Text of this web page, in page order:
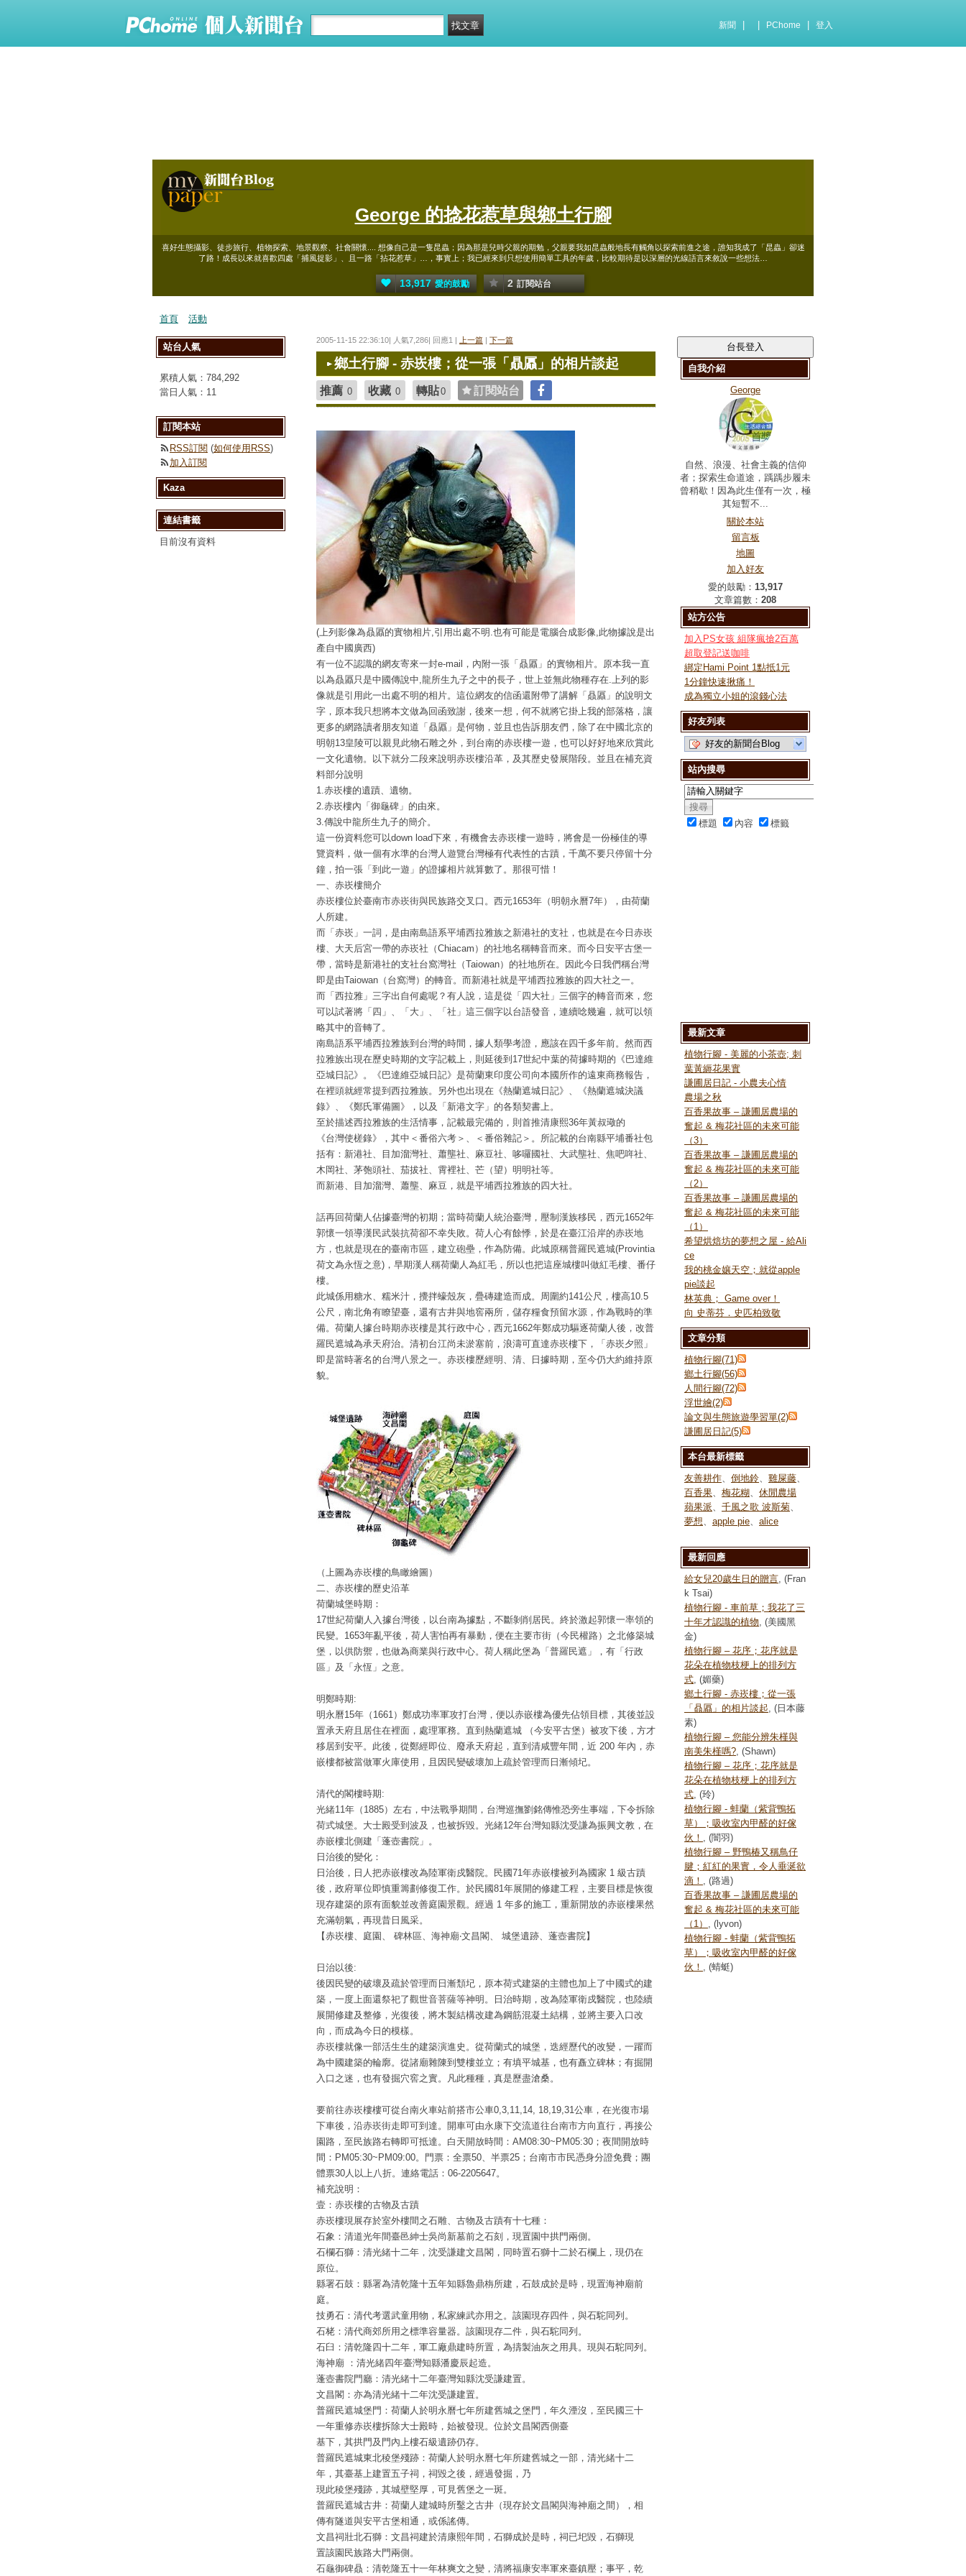
新聞 PChome 登入
George 的捻花惹草與鄉土行腳
喜好生態攝影、徒步旅行、植物探索、地景觀察、社會關懷.... 想像自己是一隻昆蟲；因為那是兒時父親的期勉，父親要我如昆蟲般地長有觸角以探索前進之途，誰知我成了「昆蟲」卻迷
了路！成長以來就喜歡四處「捕風捉影」、且一路「拈花惹草」…，事實上；我已經來到只想使用簡單工具的年歲，比較期待是以深層的光線語言來敘說一些想法…
13,917 愛的鼓勵 2 訂閱站台
首頁 活動
2005-11-15 22:36:10| 人氣7,286| 回應1 | 上一篇 | 下一篇
鄉土行腳 - 赤崁樓；從一張「贔屭」的相片談起
推薦 0 收藏 0 轉貼0 訂閱站台
(上列影像為贔屭的實物相片,引用出處不明.也有可能是電腦合成影像,此物據說是出
產自中國廣西)
有一位不認識的網友寄來一封e-mail，內附一張「贔屭」的實物相片。原本我一直
以為贔屭只是中國傳說中,龍所生九子之中的長子，世上並無此物種存在.上列的影
像就是引用此一出處不明的相片。這位網友的信函還附帶了講解「贔屭」的說明文
字，原本我只想將本文做為回函致謝，後來一想，何不就將它掛上我的部落格，讓
更多的網路讀者朋友知道「贔屭」是何物，並且也告訴朋友們，除了在中國北京的
明朝13皇陵可以親見此物石雕之外，到台南的赤崁樓一遊，也可以好好地來欣賞此
一文化遺物。以下就分二段來說明赤崁樓沿革，及其歷史發展階段。並且在補充資
料部分說明
1.赤崁樓的遺蹟、遺物。
2.赤崁樓內「御龜碑」的由來。
3.傳說中龍所生九子的簡介。
這一份資料您可以down load下來，有機會去赤崁樓一遊時，將會是一份極佳的導
覽資料，做一個有水準的台灣人遊覽台灣極有代表性的古蹟，千萬不要只停留十分
鐘，拍一張「到此一遊」的證據相片就算數了。那很可惜！
一、赤崁樓簡介
赤崁樓位於臺南市赤崁街與民族路交叉口。西元1653年（明朝永曆7年），由荷蘭
人所建。
而「赤崁」一詞，是由南島語系平埔西拉雅族之新港社的支社，也就是在今日赤崁
樓、大天后宮一帶的赤崁社（Chiacam）的社地名稱轉音而來。而今日安平古堡一
帶，當時是新港社的支社台窩灣社（Taiowan）的社地所在。因此今日我們稱台灣
即是由Taiowan（台窩灣）的轉音。而新港社就是平埔西拉雅族的四大社之一。
而「西拉雅」三字出自何處呢？有人說，這是從「四大社」三個字的轉音而來，您
可以試著將「四」、「大」、「社」這三個字以台語發音，連續唸幾遍，就可以領
略其中的音轉了。
南島語系平埔西拉雅族到台灣的時間，據人類學考證，應該在四千多年前。然而西
拉雅族出現在歷史時期的文字記載上，則延後到17世紀中葉的荷據時期的《巴達維
亞城日記》。《巴達維亞城日記》是荷蘭東印度公司向本國所作的遠東商務報告，
在裡頭就經常提到西拉雅族。另外也出現在《熱蘭遮城日記》、《熱蘭遮城決議
錄》、《鄭氏軍備圖》，以及「新港文字」的各類契書上。
至於描述西拉雅族的生活情事，記載最完備的，則首推清康熙36年黃叔璥的
《台灣使槎錄》，其中＜番俗六考＞、＜番俗雜記＞。所記載的台南縣平埔番社包
括有：新港社、目加溜灣社、蕭壟社、麻豆社、哆囉國社、大武壟社、焦吧哖社、
木岡社、茅匏頭社、茄拔社、霄裡社、芒（望）明明社等。
而新港、目加溜灣、蕭壟、麻豆，就是平埔西拉雅族的四大社。
話再回荷蘭人佔據臺灣的初期；當時荷蘭人統治臺灣，壓制漢族移民，西元1652年
郭懷一領導漢民武裝抗荷卻不幸失敗。荷人心有餘悸，於是在臺江沿岸的赤崁地
方，也就是現在的臺南市區，建立砲壘，作為防備。此城原稱普羅民遮城(Provintia
荷文為永恆之意)，早期漢人稱荷蘭人為紅毛，所以也把這座城樓叫做紅毛樓、番仔
樓。
此城係用糖水、糯米汁，攪拌蠔殼灰，疊磚建造而成。周圍約141公尺，樓高10.5
公尺，南北角有瞭望臺，還有古井與地窖兩所，儲存糧食預留水源，作為戰時的準
備。荷蘭人據台時期赤崁樓是其行政中心，西元1662年鄭成功驅逐荷蘭人後，改普
羅民遮城為承天府治。清初台江尚未淤塞前，浪濤可直達赤崁樓下，「赤崁夕照」
即是當時著名的台灣八景之一。赤崁樓歷經明、清、日據時期，至今仍大約維持原
貌。
（上圖為赤崁樓的鳥瞰繪圖）
二、赤崁樓的歷史沿革
荷蘭城堡時期：
17世紀荷蘭人入據台灣後，以台南為據點，不斷剝削居民。終於激起郭懷一率領的
民變。1653年亂平後，荷人害怕再有暴動，便在主要市街（今民權路）之北修築城
堡，以供防禦，也做為商業與行政中心。荷人稱此堡為「普羅民遮」，有「行政
區」及「永恆」之意。
明鄭時期:
明永曆15年（1661）鄭成功率軍攻打台灣，便以赤嵌樓為優先佔領目標，其後並設
置承天府且居住在裡面，處理軍務。直到熱蘭遮城 （今安平古堡）被攻下後，方才
移居到安平。此後，從鄭經即位、廢承天府起，直到清咸豐年間，近 200 年內，赤
嵌樓都被當做軍火庫使用，且因民變破壞加上疏於管理而日漸傾圮。
清代的閣樓時期:
光緒11年（1885）左右，中法戰爭期間，台灣巡撫劉銘傳惟恐旁生事端，下令拆除
荷式城堡。大士殿受到波及，也被拆毀。光緒12年台灣知縣沈受謙為振興文教，在
赤嵌樓北側建「蓬壺書院」。
日治後的變化：
日治後，日人把赤嵌樓改為陸軍衛戍醫院。民國71年赤嵌樓被列為國家 1 級古蹟
後，政府單位即慎重籌劃修復工作。於民國81年展開的修建工程，主要目標是恢復
現存建築的原有面貌並改善庭園景觀。經過 1 年多的施工，重新開放的赤嵌樓果然
充滿朝氣，再現昔日風采。
【赤崁樓、庭園、 碑林區、海神廟‧文昌閣、 城堡遺跡、蓬壺書院】
日治以後:
後因民變的破壞及疏於管理而日漸頹圮，原本荷式建築的主體也加上了中國式的建
築，一度上面還祭祀了觀世音菩薩等神明。日治時期，改為陸軍衛戍醫院，也陸續
展開修建及整修，光復後，將木製結構改建為鋼筋混凝土結構，並將主要入口改
向，而成為今日的模樣。
赤崁樓就像一部活生生的建築演進史。從荷蘭式的城堡，迭經歷代的改變，一躍而
為中國建築的輪廓。從諸廟雜陳到雙樓並立；有填平城基，也有矗立碑林；有掘開
入口之迷，也有發掘穴窖之實。凡此種種，真是歷盡滄桑。
要前往赤崁樓樓可從台南火車站前搭市公車0,3,11,14, 18,19,31公車，在光復市場
下車後，沿赤崁街走即可到達。開車可由永康下交流道往台南市方向直行，再接公
園路，至民族路右轉即可抵達。白天開放時間：AM08:30~PM05:30；夜間開放時
間：PM05:30~PM09:00。門票：全票50、半票25；台南市市民憑身分證免費；團
體票30人以上八折。連絡電話：06-2205647。
補充說明：
壹：赤崁樓的古物及古蹟
赤崁樓現展存於室外樓間之石雕、古物及古蹟有十七種：
石象：清道光年間臺邑紳士吳尚新墓前之石刻，現置園中拱門兩側。
石欄石獅：清光緒十二年，沈受謙建文昌閣，同時置石獅十二於石欄上，現仍在
原位。
縣署石鼓：縣署為清乾隆十五年知縣魯鼎栴所建，石鼓成於是時，現置海神廟前
庭。
技勇石：清代考選武童用物，私家練武亦用之。該園現存四件，與石駝同列。
石栳：清代商郊所用之標準容量器。該園現存二件，與石駝同列。
石臼：清乾隆四十二年，軍工廠鼎建時所置，為擣製油灰之用具。現與石駝同列。
海神廟 ：清光緒四年臺灣知縣潘慶辰起造。
蓬壺書院門廳：清光緒十二年臺灣知縣沈受謙建置。
文昌閣：亦為清光緒十二年沈受謙建置。
普羅民遮城堡門：荷蘭人於明永曆七年所建舊城之堡門，年久湮沒，至民國三十
一年重修赤崁樓拆除大士殿時，始被發現。位於文昌閣西側臺
基下，其拱門及門內上樓石級遺跡仍存。
普羅民遮城東北稜堡殘跡：荷蘭人於明永曆七年所建舊城之一部，清光緒十二
年，其臺基上建置五子祠，祠毀之後，經過發掘，乃
現此稜堡殘跡，其城壁堅厚，可見舊堡之一斑。
普羅民遮城古井：荷蘭人建城時所鑿之古井（現存於文昌閣與海神廟之間），相
傳有隧道與安平古堡相通，或係謠傳。
文昌祠壯北石獅：文昌祠建於清康熙年間，石獅成於是時，祠已圯毀，石獅現
置該園民族路大門兩側。
石龜御碑贔：清乾隆五十一年林爽文之變，清將福康安率軍來臺鎮壓；事平，乾
自我介紹
George
自然、浪漫、社會主義的信仰
者；探索生命道途，踽踽步履未
曾稍歇！因為此生僅有一次，極
其短暫不...
關於本站
留言板
地圖
加入好友
愛的鼓勵： 13,917
文章篇數： 208
站方公告
加入PS女孩 組隊瘋搶2百萬
超取登記送咖啡
綁定Hami Point 1點抵1元
1分鐘快速揪痛！
成為獨立小姐的滾錢心法
好友列表
好友的新聞台Blog
站內搜尋
標題 內容 標籤
最新文章
植物行腳 - 美麗的小茶壺; 刺
葉黃縟花果實
謙圃居日記 - 小農夫心情
農場之秋
百香果故事 – 謙圃居農場的
奮起 & 梅花社區的未來可能
（3）
百香果故事 – 謙圃居農場的
奮起 & 梅花社區的未來可能
（2）
百香果故事 – 謙圃居農場的
奮起 & 梅花社區的未來可能
（1）
希望烘焙坊的夢想之屋 - 給Ali
ce
我的桃金孃天空；就從apple
pie談起
林英典； Game over！
向 史蒂芬．史匹柏致敬
文章分類
植物行腳(71)
鄉土行腳(56)
人間行腳(72)
浮世繪(2)
論文與生態旅遊學習單(2)
謙圃居日記(5)
本台最新標籤
友善耕作
倒地鈴 雞屎藤
百香果
梅花糊
休閒農場
蘋果派
千風之歌 波斯菊
夢想
apple pie alice
最新回應
給女兒20歲生日的贈言 , (Fran
k Tsai)
植物行腳 - 車前草；我花了三
十年才認識的植物 , (美國黑
金)
植物行腳 – 花序；花序就是
花朵在植物枝梗上的排列方
式 , (媚藥)
鄉土行腳 - 赤崁樓；從一張
「贔屭」的相片談起 , (日本藤
素)
植物行腳 – 您能分辨朱槿與
南美朱槿嗎? , (Shawn)
植物行腳 – 花序；花序就是
花朵在植物枝梗上的排列方
式 , (玲)
植物行腳 - 蚌蘭（紫背鴨拓
草）；吸收室內甲醛的好傢
伙！
, (闇羽)
植物行腳 – 野鴨椿又稱鳥仔
腱；紅紅的果實，令人垂涎欲
滴！
, (路過)
百香果故事 – 謙圃居農場的
奮起 & 梅花社區的未來可能
（1）
, (lyvon)
植物行腳 - 蚌蘭（紫背鴨拓
草）；吸收室內甲醛的好傢
伙！
, (蜻蜓)
站台人氣
累積人氣： 784,292
當日人氣： 11
訂閱本站
RSS訂閱 (如何使用RSS)
加入訂閱
Kaza
連結書籤
目前沒有資料